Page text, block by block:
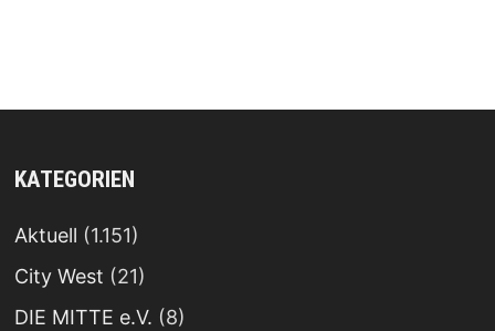
KATEGORIEN
Aktuell (1.151)
City West (21)
DIE MITTE e.V. (8)